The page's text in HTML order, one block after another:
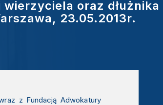
oraz dłużnika
23.05.2013r.
z Fundacją Adwokatury